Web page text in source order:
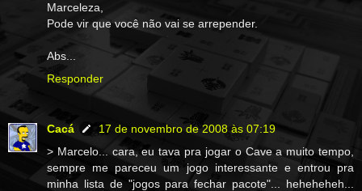
Marceleza,
Pode vir que você não vai se arrepender.
Abs...
Responder
Cacá
17 de novembro de 2008 às 07:19
> Marcelo... cara, eu tava pra jogar o Cave a muito tempo,
sempre me pareceu um jogo interessante e entrou pra
minha lista de "jogos para fechar pacote"... heheheheh...